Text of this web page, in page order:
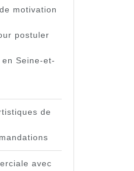
motivation
postuler
Seine-et-
de
avec